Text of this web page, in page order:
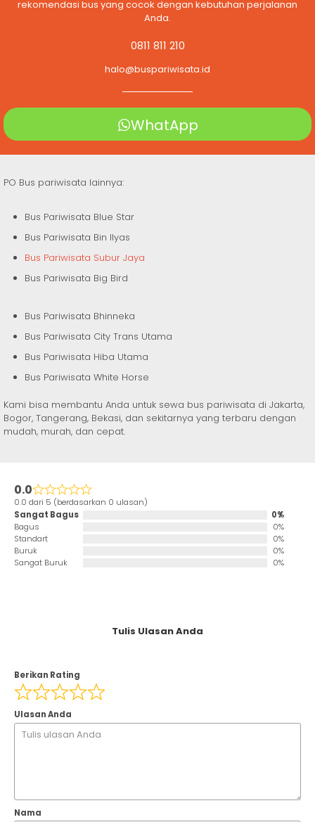
rekomendasi bus yang cocok dengan kebutuhan perjalanan
Anda.
0811 811 210
halo@buspariwisata.id
WhatApp
PO Bus pariwisata lainnya:
Bus Pariwisata Blue Star
Bus Pariwisata Bin Ilyas
Bus Pariwisata Subur Jaya
Bus Pariwisata Big Bird
Bus Pariwisata Bhinneka
Bus Pariwisata City Trans Utama
Bus Pariwisata Hiba Utama
Bus Pariwisata White Horse
Kami bisa membantu Anda untuk sewa bus pariwisata di Jakarta,
Bogor, Tangerang, Bekasi, dan sekitarnya yang terbaru dengan
mudah, murah, dan cepat.
0.0
0.0 dari 5 (berdasarkan 0 ulasan)
Sangat Bagus
0%
Bagus
0%
Standart
0%
Buruk
0%
Sangat Buruk
0%
Tulis Ulasan Anda
Berikan Rating
Ulasan Anda
Nama